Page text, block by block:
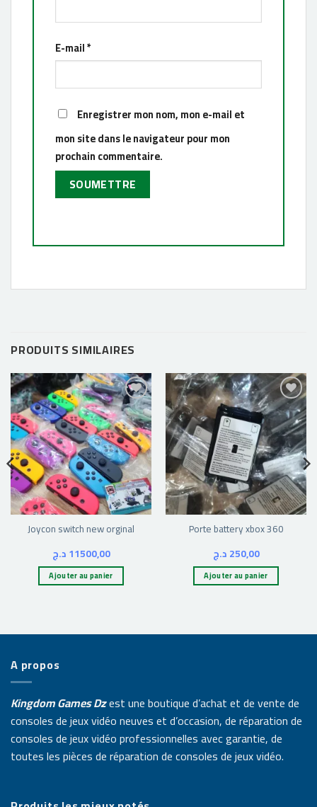
E-mail*
Enregistrer mon nom, mon e-mail et
mon site dans le navigateur pour mon
prochain commentaire.
PRODUITS SIMILAIRES
Ajouter
à la liste
d’envies
Joycon switch new orginal
11500,00د.ج
Ajouter au panier
Ajouter
à la liste
d’envies
Porte battery xbox 360
250,00د.ج
Ajouter au panier
A propos
Kingdom Games Dzest une boutique d’achat et de vente de
consoles de jeux vidéo neuves et d’occasion, de réparation de
consoles de jeux vidéo professionnelles avec garantie, de
toutes les pièces de réparation de consoles de jeux vidéo.